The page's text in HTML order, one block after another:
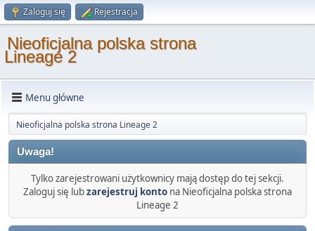
Zaloguj się Rejestracja
Nieoficjalna polska strona
Lineage 2
Menu główne
Nieoficjalna polska strona Lineage 2
Uwaga!
Tylko zarejestrowani użytkownicy mają dostęp do tej sekcji.
Zaloguj się lubzarejestruj konto na Nieoficjalna polska strona
Lineage 2